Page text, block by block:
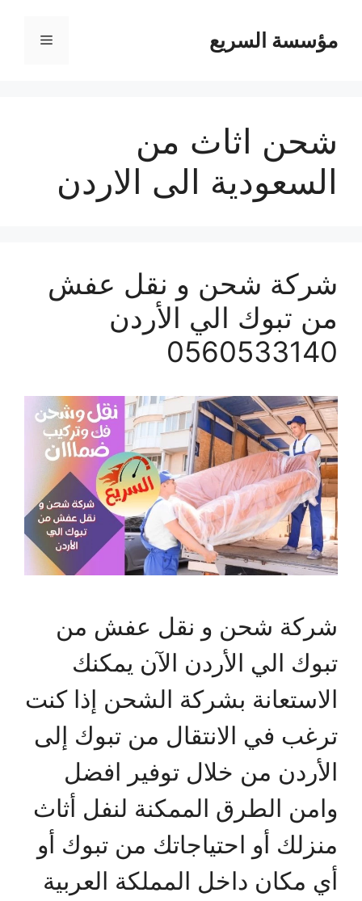
مؤسسة السريع القائمة
شحن اثاث من
السعودية الى الاردن
شركة شحن و نقل عفش
من تبوك الي الأردن
0560533140
شركة شحن و نقل عفش من
تبوك الي الأردن الآن يمكنك
الاستعانة بشركة الشحن إذا كنت
ترغب في الانتقال من تبوك إلى
الأردن من خلال توفير افضل
وامن الطرق الممكنة لنفل أثاث
منزلك أو احتياجاتك من تبوك أو
أي مكان داخل المملكة العربية